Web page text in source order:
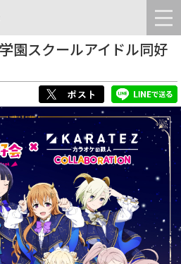
園スクールアイドル同好